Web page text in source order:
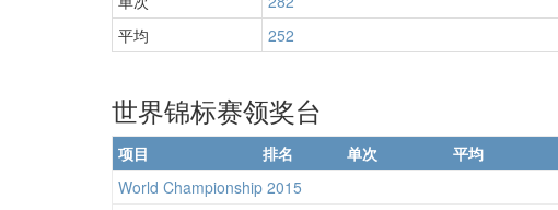
平均
252
世界锦标赛领奖台
项目 排名 单次 平均
World Championship 2015